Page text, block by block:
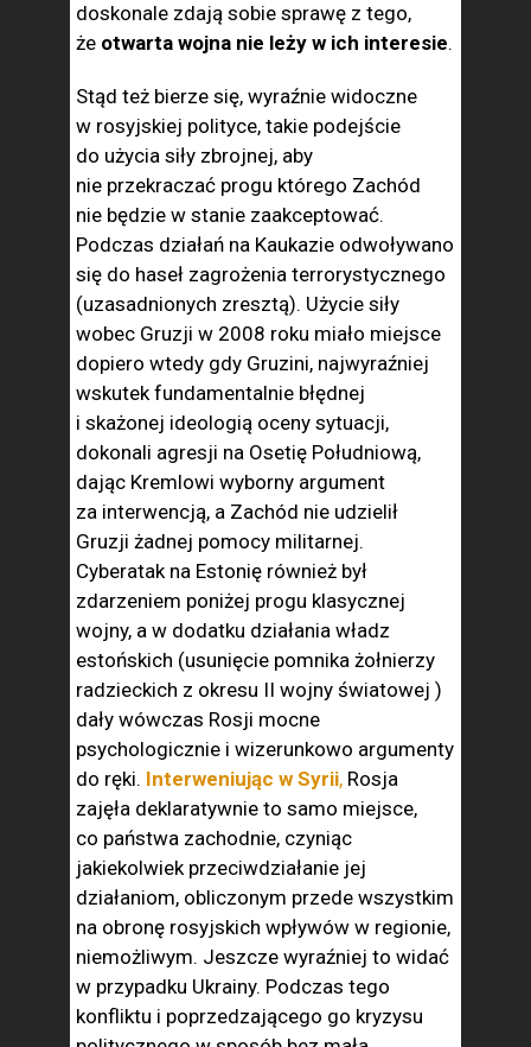
doskonale zdają sobie sprawę z tego,
że otwarta wojna nie leży w ich interesie.
Stąd też bierze się, wyraźnie widoczne
w rosyjskiej polityce, takie podejście
do użycia siły zbrojnej, aby
nie przekraczać progu którego Zachód
nie będzie w stanie zaakceptować.
Podczas działań na Kaukazie odwoływano
się do haseł zagrożenia terrorystycznego
(uzasadnionych zresztą). Użycie siły
wobec Gruzji w 2008 roku miało miejsce
dopiero wtedy gdy Gruzini, najwyraźniej
wskutek fundamentalnie błędnej
i skażonej ideologią oceny sytuacji,
dokonali agresji na Osetię Południową,
dając Kremlowi wyborny argument
za interwencją, a Zachód nie udzielił
Gruzji żadnej pomocy militarnej.
Cyberatak na Estonię również był
zdarzeniem poniżej progu klasycznej
wojny, a w dodatku działania władz
estońskich (usunięcie pomnika żołnierzy
radzieckich z okresu II wojny światowej )
dały wówczas Rosji mocne
psychologicznie i wizerunkowo argumenty
do ręki. Interweniując w Syrii, Rosja
zajęła deklaratywnie to samo miejsce,
co państwa zachodnie, czyniąc
jakiekolwiek przeciwdziałanie jej
działaniom, obliczonym przede wszystkim
na obronę rosyjskich wpływów w regionie,
niemożliwym. Jeszcze wyraźniej to widać
w przypadku Ukrainy. Podczas tego
konfliktu i poprzedzającego go kryzysu